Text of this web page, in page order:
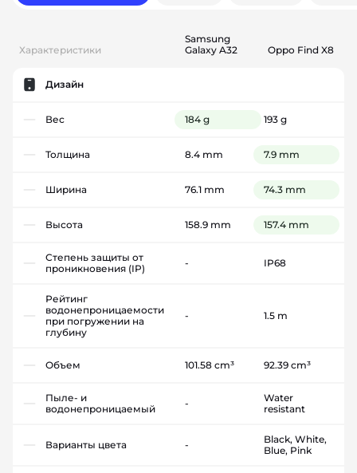
Характеристики
Samsung
Galaxy A32
Oppo Find X8
Дизайн
Вес 184 g 193 g
Толщина 8.4 mm 7.9 mm
Ширина 76.1 mm 74.3 mm
Высота 158.9 mm 157.4 mm
Степень защиты от
проникновения (IP)
- IP68
Рейтинг
водонепроницаемости
при погружении на
глубину
- 1.5 m
Объем 101.58 cm³ 92.39 cm³
Пыле- и
водонепроницаемый
-
Water
resistant
Варианты цвета -
Black, White,
Blue, Pink